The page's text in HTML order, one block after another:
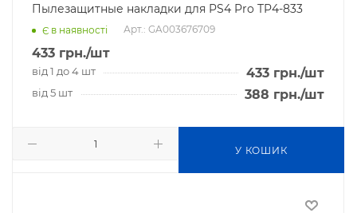
Пылезащитные накладки для PS4 Pro TP4-833
Є в наявності Арт.: GA003676709
433 грн./шт
від 1 до 4 шт 433 грн./шт
від 5 шт 388 грн./шт
У КОШИК